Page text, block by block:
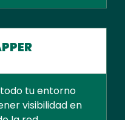
tu entorno
visibilidad en